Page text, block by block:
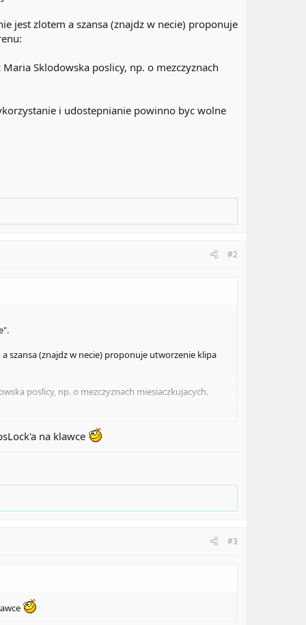
jest zlotem a szansa (znajdz w necie) proponuje
Sklodowska poslicy, np. o mezczyznach
i udostepnianie powinno byc wolne
#2
szansa (znajdz w necie) proponuje utworzenie klipa
poslicy, np. o mezczyznach miesiaczkujacych.
powinno byc wolne od oplat, tantiem i
na klawce
#3